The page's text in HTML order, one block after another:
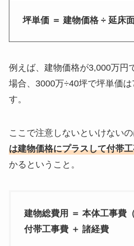
坪単価 ＝ 建物価格 ÷ 延床
例えば、建物価格が3,000万円
場合、3000万÷40坪で坪単価は
す。
ここで注意しないといけないの
は建物価格にプラスして付帯
かるということ。
建物総費用 ＝ 本体工事費
付帯工事費 ＋ 諸経費